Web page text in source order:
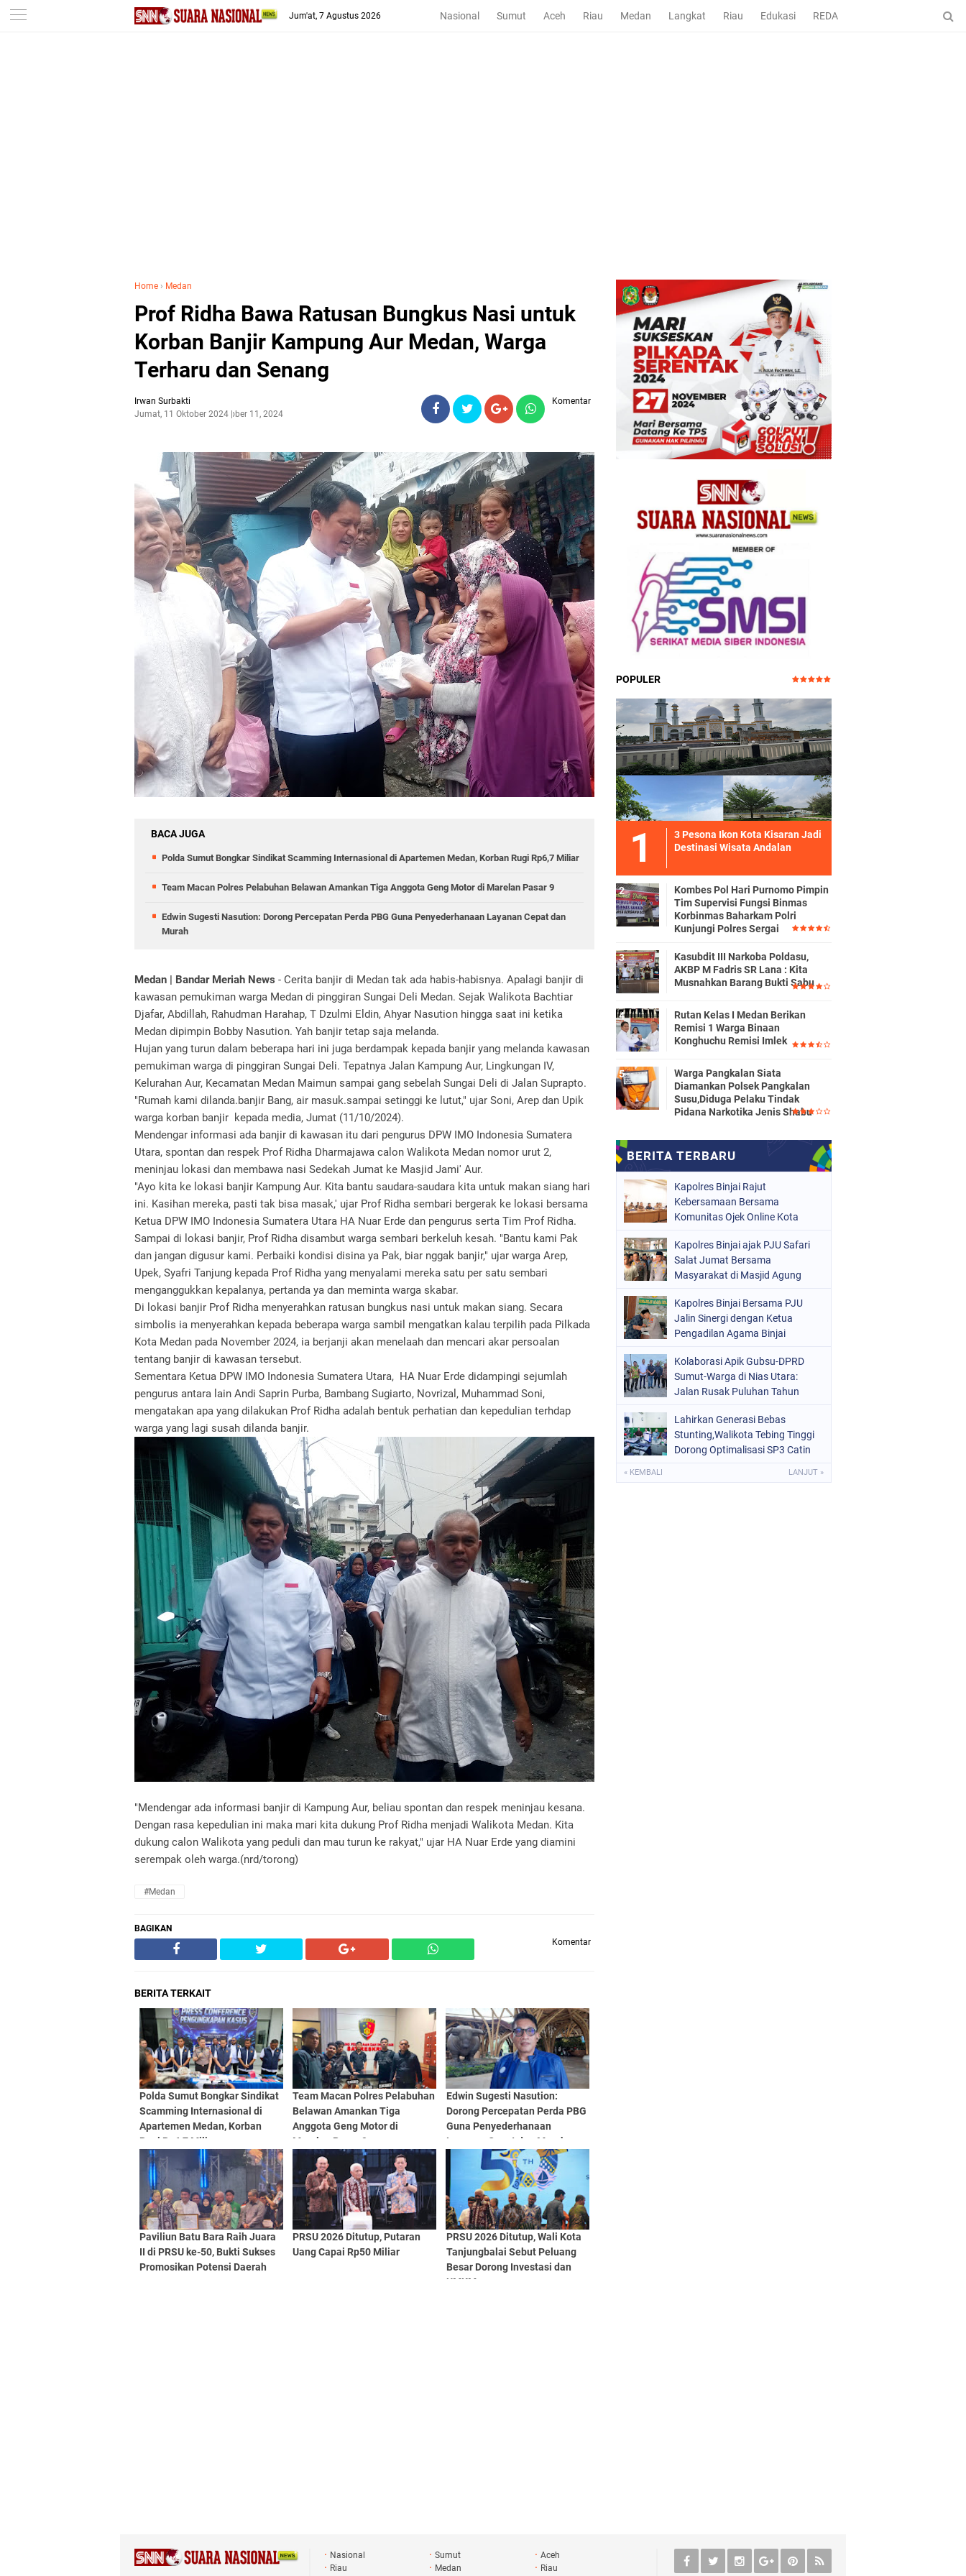
-->
Jum'at, 7 Agustus 2026 Nasional Sumut Aceh Riau Medan Langkat Riau Edukasi REDAKSI
Home › Medan
Prof Ridha Bawa Ratusan Bungkus Nasi untuk
Korban Banjir Kampung Aur Medan, Warga
Terharu dan Senang
Irwan Surbakti
Jumat, 11 Oktober 2024Oktober 11, 2024
Komentar
BACA JUGA
Polda Sumut Bongkar Sindikat Scamming Internasional di Apartemen Medan, Korban Rugi Rp6,7 Miliar
Team Macan Polres Pelabuhan Belawan Amankan Tiga Anggota Geng Motor di Marelan Pasar 9
Edwin Sugesti Nasution: Dorong Percepatan Perda PBG Guna Penyederhanaan Layanan Cepat dan
Murah
Medan | Bandar Meriah News - Cerita banjir di Medan tak ada habis-habisnya. Apalagi banjir di
kawasan pemukiman warga Medan di pinggiran Sungai Deli Medan. Sejak Walikota Bachtiar
Djafar, Abdillah, Rahudman Harahap, T Dzulmi Eldin, Ahyar Nasution hingga saat ini ketika
Medan dipimpin Bobby Nasution. Yah banjir tetap saja melanda.
Hujan yang turun dalam beberapa hari ini juga berdampak kepada banjir yang melanda kawasan
pemukiman warga di pinggiran Sungai Deli. Tepatnya Jalan Kampung Aur, Lingkungan IV,
Kelurahan Aur, Kecamatan Medan Maimun sampai gang sebelah Sungai Deli di Jalan Suprapto.
"Rumah kami dilanda.banjir Bang, air masuk.sampai setinggi ke lutut," ujar Soni, Arep dan Upik
warga korban banjir kepada media, Jumat (11/10/2024).
Mendengar informasi ada banjir di kawasan itu dari pengurus DPW IMO Indonesia Sumatera
Utara, spontan dan respek Prof Ridha Dharmajawa calon Walikota Medan nomor urut 2,
meninjau lokasi dan membawa nasi Sedekah Jumat ke Masjid Jami' Aur.
"Ayo kita ke lokasi banjir Kampung Aur. Kita bantu saudara-saudara kita untuk makan siang hari
ini. Kasihan mereka, pasti tak bisa masak,' ujar Prof Ridha sembari bergerak ke lokasi bersama
Ketua DPW IMO Indonesia Sumatera Utara HA Nuar Erde dan pengurus serta Tim Prof Ridha.
Sampai di lokasi banjir, Prof Ridha disambut warga sembari berkeluh kesah. "Bantu kami Pak
dan jangan digusur kami. Perbaiki kondisi disina ya Pak, biar nggak banjir," ujar warga Arep,
Upek, Syafri Tanjung kepada Prof Ridha yang menyalami mereka satu per satu sembari
menganggukkan kepalanya, pertanda ya dan meminta warga skabar.
Di lokasi banjir Prof Ridha menyerahkan ratusan bungkus nasi untuk makan siang. Secara
simbolis ia menyerahkan kepada beberapa warga sambil mengatkan kalau terpilih pada Pilkada
Kota Medan pada November 2024, ia berjanji akan menelaah dan mencari akar persoalan
tentang banjir di kawasan tersebut.
Sementara Ketua DPW IMO Indonesia Sumatera Utara, HA Nuar Erde didampingi sejumlah
pengurus antara lain Andi Saprin Purba, Bambang Sugiarto, Novrizal, Muhammad Soni,
mengatakan apa yang dilakukan Prof Ridha adalah bentuk perhatian dan kepedulian terhdap
warga yang lagi susah dilanda banjir.
"Mendengar ada informasi banjir di Kampung Aur, beliau spontan dan respek meninjau kesana.
Dengan rasa kepedulian ini maka mari kita dukung Prof Ridha menjadi Walikota Medan. Kita
dukung calon Walikota yang peduli dan mau turun ke rakyat," ujar HA Nuar Erde yang diamini
serempak oleh warga.(nrd/torong)
#Medan
BAGIKAN
Komentar
BERITA TERKAIT
Polda Sumut Bongkar Sindikat
Scamming Internasional di
Apartemen Medan, Korban
Rugi Rp6,7 Miliar
Team Macan Polres Pelabuhan
Belawan Amankan Tiga
Anggota Geng Motor di
Marelan Pasar 9
Edwin Sugesti Nasution:
Dorong Percepatan Perda PBG
Guna Penyederhanaan
Layanan Cepat dan Murah
Paviliun Batu Bara Raih Juara
II di PRSU ke-50, Bukti Sukses
Promosikan Potensi Daerah
PRSU 2026 Ditutup, Putaran
Uang Capai Rp50 Miliar
PRSU 2026 Ditutup, Wali Kota
Tanjungbalai Sebut Peluang
Besar Dorong Investasi dan
UMKM
POPULER
3 Pesona Ikon Kota Kisaran Jadi
Destinasi Wisata Andalan
Kombes Pol Hari Purnomo Pimpin
Tim Supervisi Fungsi Binmas
Korbinmas Baharkam Polri
Kunjungi Polres Sergai
Kasubdit III Narkoba Poldasu,
AKBP M Fadris SR Lana : Kita
Musnahkan Barang Bukti Sabu
Rutan Kelas I Medan Berikan
Remisi 1 Warga Binaan
Konghuchu Remisi Imlek
Warga Pangkalan Siata
Diamankan Polsek Pangkalan
Susu,Diduga Pelaku Tindak
Pidana Narkotika Jenis Shabu
Kapolres Binjai Rajut
Kebersamaan Bersama
Komunitas Ojek Online Kota
Kapolres Binjai ajak PJU Safari
Salat Jumat Bersama
Masyarakat di Masjid Agung
Kapolres Binjai Bersama PJU
Jalin Sinergi dengan Ketua
Pengadilan Agama Binjai
Kolaborasi Apik Gubsu-DPRD
Sumut-Warga di Nias Utara:
Jalan Rusak Puluhan Tahun
Lahirkan Generasi Bebas
Stunting,Walikota Tebing Tinggi
Dorong Optimalisasi SP3 Catin
« KEMBALI LANJUT »
Nasional Sumut
Aceh
Riau
Medan Riau